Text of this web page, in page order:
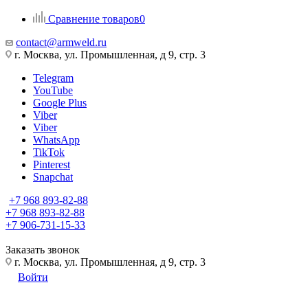
Сравнение товаров0
contact@armweld.ru
г. Москва, ул. Промышленная, д 9, стр. 3
Telegram
YouTube
Google Plus
Viber
Viber
WhatsApp
TikTok
Pinterest
Snapchat
+7 968 893-82-88
+7 968 893-82-88
+7 906-731-15-33
Заказать звонок
г. Москва, ул. Промышленная, д 9, стр. 3
Войти